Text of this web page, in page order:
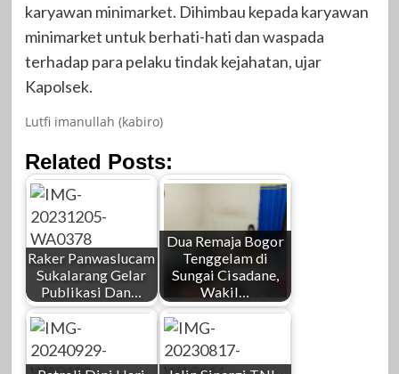
karyawan minimarket. Dihimbau kepada karyawan
minimarket untuk berhati-hati dan waspada
terhadap para pelaku tindak kejahatan, ujar
Kapolsek.
Lutfi imanullah (kabiro)
Related Posts:
Raker Panwaslucam
Sukalarang Gelar
Publikasi Dan…
Dua Remaja Bogor
Tenggelam di
Sungai Cisadane,
Wakil…